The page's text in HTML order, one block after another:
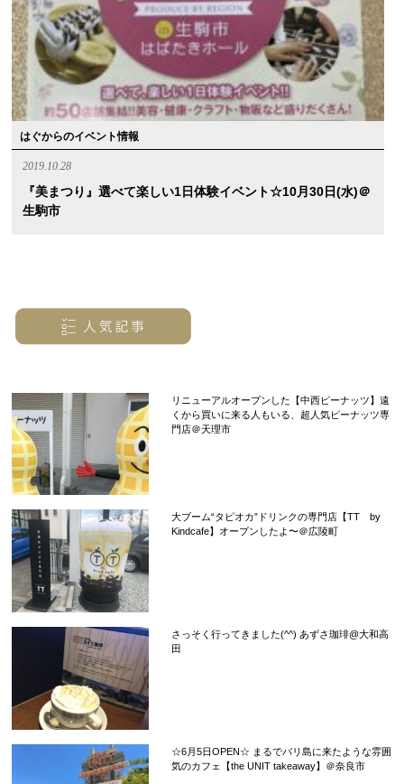
はぐからのイベント情報
2019.10.28
『美まつり』選べて楽しい1日体験イベント☆10月30日(水)＠
生駒市
リニューアルオープンした【中西ピーナッツ】遠
くから買いに来る人もいる、超人気ピーナッツ専
門店＠天理市
大ブーム“タピオカ”ドリンクの専門店【TT by
Kindcafe】オープンしたよ〜＠広陵町
さっそく行ってきました(^^) あずさ珈琲@大和高
田
☆6月5日OPEN☆ まるでバリ島に来たような雰囲
気のカフェ【the UNIT takeaway】＠奈良市